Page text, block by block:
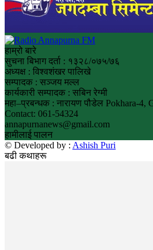
हाम्रो बारे
सुचना बिभाग दर्ता : १३२८/०७५/७६
अध्यक्ष : विश्वशंखर पालिखे
सम्पादक : सञ्जय मल्ल
कार्यकारी सम्पादक : सबिन रेग्मी
महा–प्रबन्धक : नारायण पौडेल Pokhara-4,
Contact: 061-54324
annapurnanews@gmail.com
हामीलाई पालन
© Developed by : Ashish Puri
बढी कथाहरू